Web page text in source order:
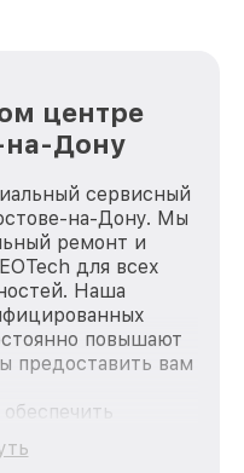
центре
на-Дону
сервисный
на-Дону. Мы
ремонт и
для всех
Наша
повышают
предоставить вам
ремонт для
EOTech, вне